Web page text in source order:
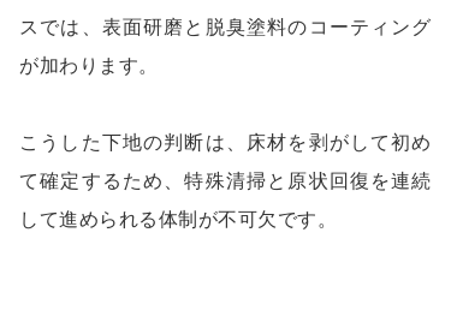
スでは、表面研磨と脱臭塗料のコーティング
が加わります。
こうした下地の判断は、床材を剥がして初め
て確定するため、特殊清掃と原状回復を連続
して進められる体制が不可欠です。